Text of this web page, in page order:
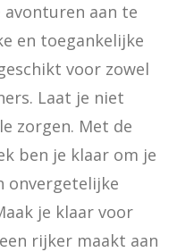
aan te
en toegankelijke
voor zowel
Laat je niet
zorgen. Met de
ben je klaar om je
onvergetelijke
je klaar voor
rijker maakt aan